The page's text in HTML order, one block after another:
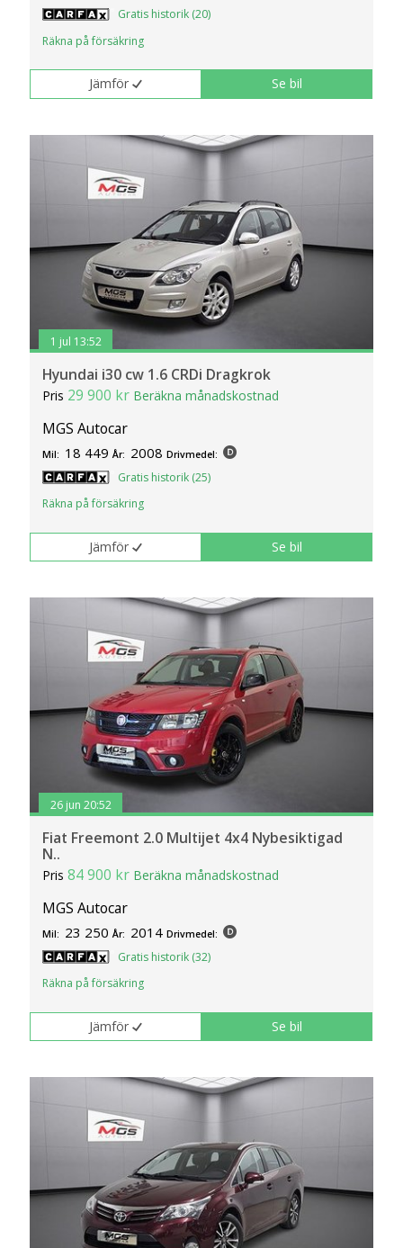
Gratis historik (20)
Räkna på försäkring
Jämför Se bil
1 jul 13:52
Hyundai i30 cw 1.6 CRDi Dragkrok
Pris 29 900 kr Beräkna månadskostnad
MGS Autocar
Mil: 18 449 År: 2008 Drivmedel:
Gratis historik (25)
Räkna på försäkring
Jämför Se bil
26 jun 20:52
Fiat Freemont 2.0 Multijet 4x4 Nybesiktigad
N..
Pris84 900 kr Beräkna månadskostnad
MGS Autocar
Mil: 23 250 År: 2014 Drivmedel:
Gratis historik (32)
Räkna på försäkring
Jämför Se bil